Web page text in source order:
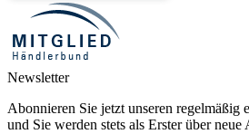
Newsletter
Abonnieren Sie jetzt unseren regelmäßig
und Sie werden stets als Erster über